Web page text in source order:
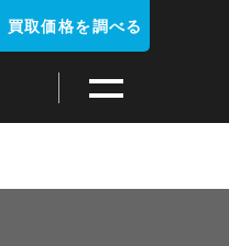
買取価格を調べる